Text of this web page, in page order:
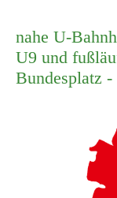
nahe U-
U9 und
Bundesplatz -